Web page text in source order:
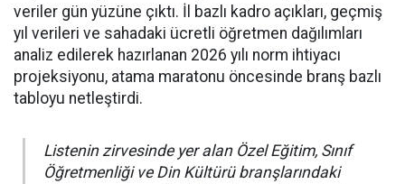
veriler gün yüzüne çıktı. İl bazlı kadro açıkları, geçmiş
yıl verileri ve sahadaki ücretli öğretmen dağılımları
analiz edilerek hazırlanan 2026 yılı norm ihtiyacı
projeksiyonu, atama maratonu öncesinde branş bazlı
tabloyu netleştirdi.
Listenin zirvesinde yer alan Özel Eğitim, Sınıf
Öğretmenliği ve Din Kültürü branşlarındaki